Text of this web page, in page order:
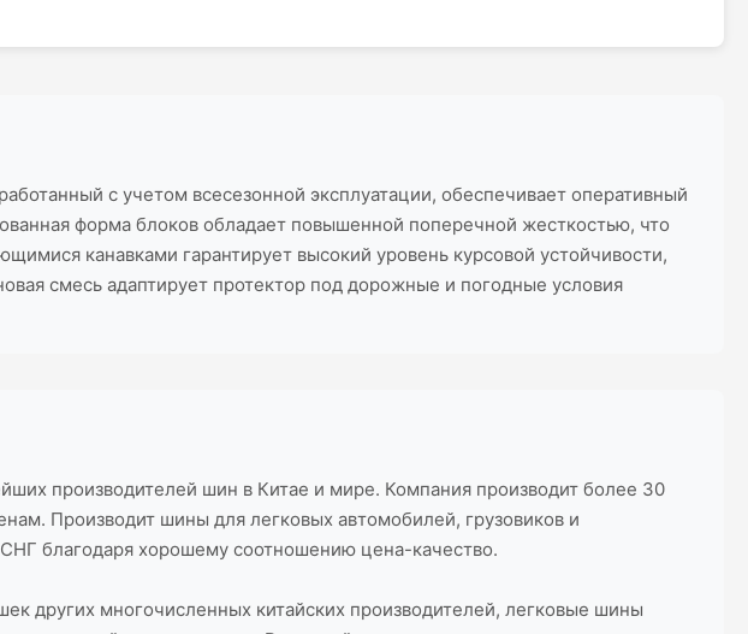
с учетом всесезонной эксплуатации, обеспечивает оперативный
форма блоков обладает повышенной поперечной жесткостью, что
канавками гарантирует высокий уровень курсовой устойчивости,
смесь адаптирует протектор под дорожные и погодные условия
производителей шин в Китае и мире. Компания производит более 30
Производит шины для легковых автомобилей, грузовиков и
благодаря хорошему соотношению цена-качество.
других многочисленных китайских производителей, легковые шины